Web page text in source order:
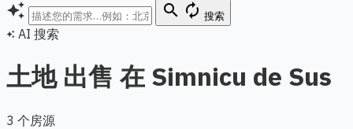
auto_awesome search autorenew 搜索
auto_awesome AI 搜索
土地 出售 在 Simnicu de Sus
3 个房源